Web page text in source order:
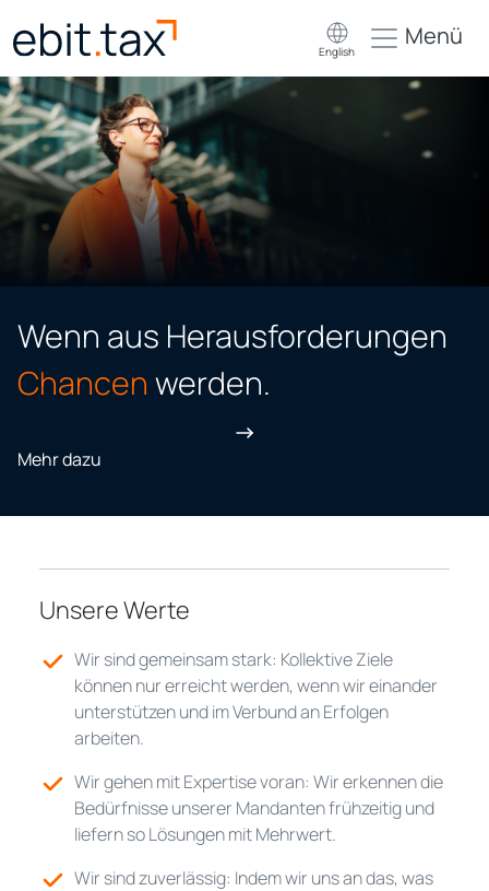
English
Menü
Wenn aus Herausforderungen
Chancen werden.
Mehr dazu
Unsere Werte
Wir sind gemeinsam stark: Kollektive Ziele
können nur erreicht werden, wenn wir einander
unterstützen und im Verbund an Erfolgen
arbeiten.
Wir gehen mit Expertise voran: Wir erkennen die
Bedürfnisse unserer Mandanten frühzeitig und
liefern so Lösungen mit Mehrwert.
Wir sind zuverlässig: Indem wir uns an das, was